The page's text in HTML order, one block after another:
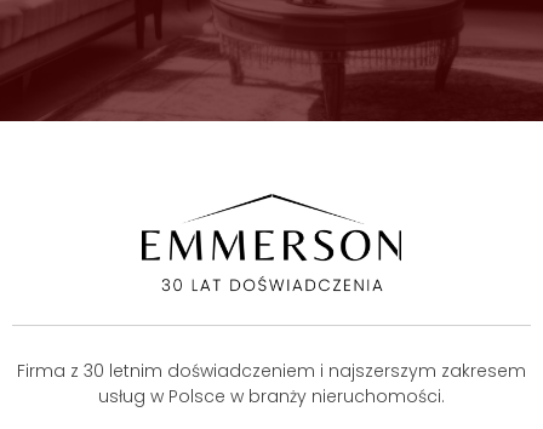
Firma z 30 letnim doświadczeniem i najszerszym zakresem
usług w Polsce w branży nieruchomości.